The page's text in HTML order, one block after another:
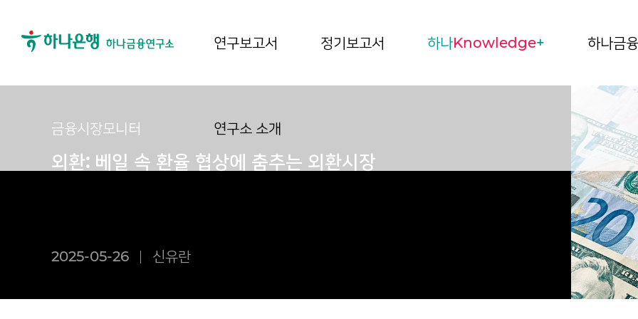
연구보고서 정기보고서 하나Knowledge+ 하나금
연구소 소개
금융시장모니터
외환: 베일 속 환율 협상에 춤추는 외환시장
2025-05-26 신유란